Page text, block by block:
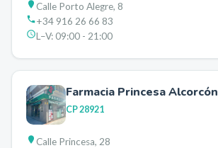
Calle Porto Alegre, 8
+34 916 26 66 83
L–V:09:00 - 21:00
Farmacia Princesa Alcorcón
CP28921
Calle Princesa, 28